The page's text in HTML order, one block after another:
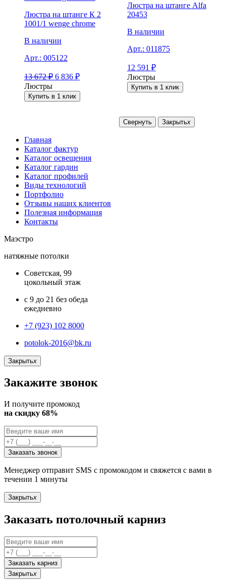
Люстра на штанге К 2
1001/1 wenge chrome
В наличии
Арт.: 005122
13 672₽ 6 836 ₽
Люстры
Купить в 1 клик
Люстра на штанге Alfa
20453
В наличии
Арт.: 011875
12 591 ₽
Люстры
Купить в 1 клик
Свернуть Закрытьx
Главная
Каталог фактур
Каталог освещения
Каталог гардин
Каталог профилей
Виды технологий
Портфолио
Отзывы наших клиентов
Полезная информация
Контакты
Маэстро
натяжные потолки
Советская, 99
цокольный этаж
с 9 до 21 без обеда
ежедневно
+7 (923) 102 8000
potolok-2016@bk.ru
Закрытьx
Закажите звонок
И получите промокод
на скидку 68%
Заказать звонок
Менеджер отправит SMS с промокодом и свяжется с вами в
течении 1 минуты
Закрытьx
Заказать потолочный карниз
Заказать карниз
Закрытьx